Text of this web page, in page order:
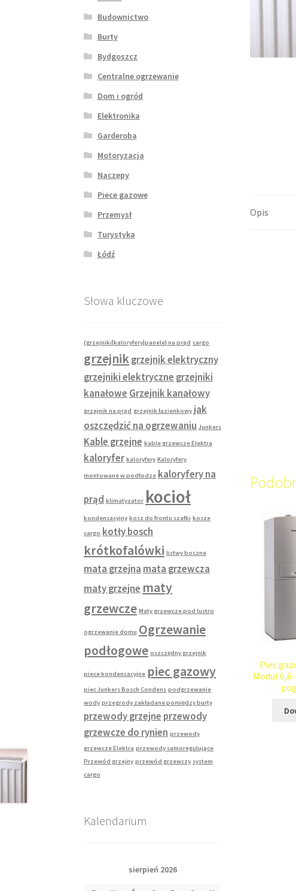
Opis
Piec
Modul
Budownictwo
Burty
Bydgoszcz
Centralne ogrzewanie
Dom i ogród
Elektronika
Garderoba
Motoryzacja
Naczepy
Piece gazowe
Przemysł
Turystyka
Łódź
Słowa kluczowe
(grzejniki|kaloryfery|panele} na prąd cargo
grzejnikgrzejnik elektryczny
grzejniki elektryczne grzejniki
kanałowe Grzejnik kanałowy
grzejnik na prąd grzejnik łazienkowy jak
oszczędzić na ogrzewaniu Junkers
Kable grzejne kable grzewcze Elektra
kaloryfer kaloryfery Kaloryfery
montowane w podłodze kaloryfery na
prąd klimatyzator kocioł
kondensacyjny kosz do frontu szafki kosze
cargo kotły bosch
krótkofalówki listwy boczne
mata grzejna mata grzewcza
maty grzejne maty
grzewcze Maty grzewcze pod lustro
ogrzewanie domu Ogrzewanie
podłogowe oszczędny grzejnik
piece kondensacyjne piec gazowy
piec Junkers Bosch Condens podgrzewanie
wody przegrody zakładane pomiędzy burty
przewody grzejne przewody
grzewcze do rynien przewody
grzewcze Elektra przewody samoregulujące
Przewód grzejny przewód grzewczy system
cargo
Kalendarium
sierpień 2026